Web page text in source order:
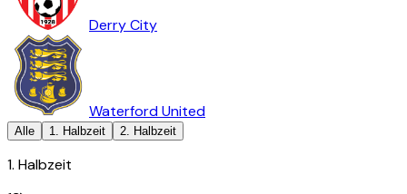
Derry City
Waterford United
Alle 1. Halbzeit 2. Halbzeit
1. Halbzeit